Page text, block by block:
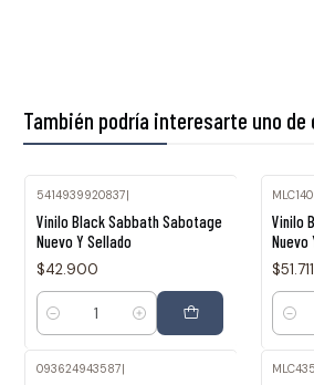
También podría interesarte uno de
5414939920837|
Vinilo Black Sabbath Sabotage
Nuevo Y Sellado
$42.900
Cantidad
Vinilo
Nuevo
$51.711
093624943587